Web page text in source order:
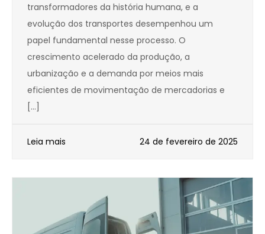
transformadores da história humana, e a
evolução dos transportes desempenhou um
papel fundamental nesse processo. O
crescimento acelerado da produção, a
urbanização e a demanda por meios mais
eficientes de movimentação de mercadorias e
[…]
Leia mais 24 de fevereiro de 2025